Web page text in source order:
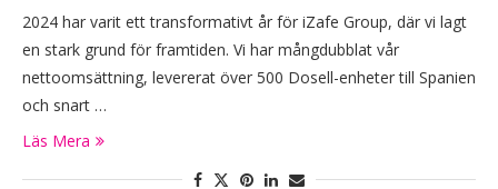
2024 har varit ett transformativt år för iZafe Group, där vi lagt
en stark grund för framtiden. Vi har mångdubblat vår
nettoomsättning, levererat över 500 Dosell-enheter till Spanien
och snart …
Läs Mera